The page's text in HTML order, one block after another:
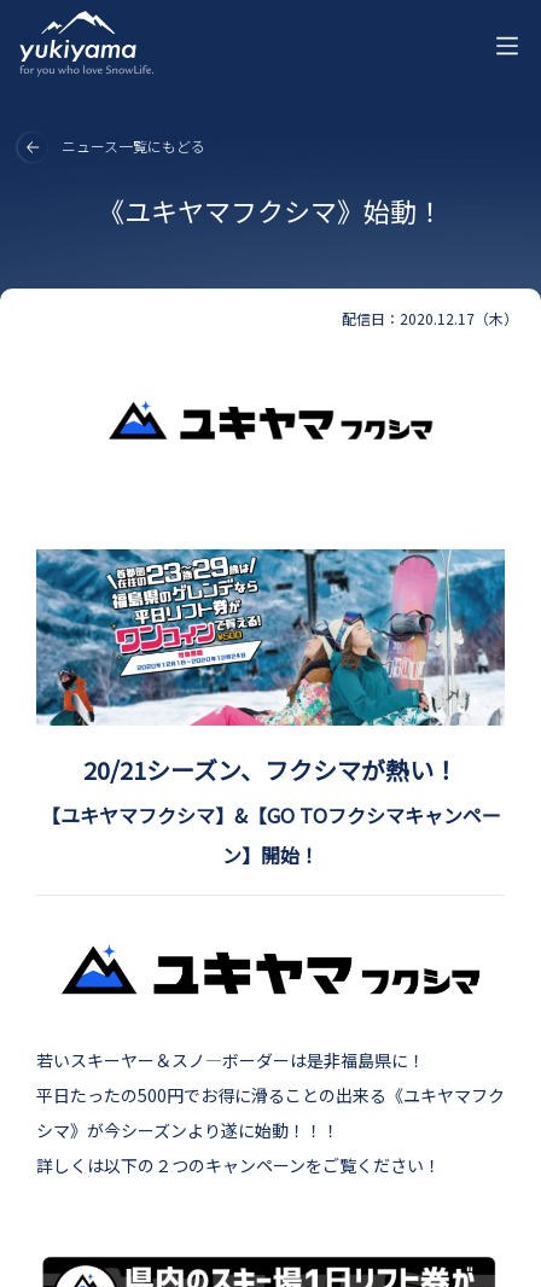
ニュース一覧にもどる
《ユキヤマフクシマ》始動！
配信日：2020.12.17（木）
20/21シーズン、フクシマが熱い！
【ユキヤマフクシマ】&【GO TOフクシマキャンペー
ン】開始！
若いスキーヤー＆スノ―ボーダーは是非福島県に！
平日たったの500円でお得に滑ることの出来る《ユキヤマフク
シマ》が今シーズンより遂に始動！！！
詳しくは以下の２つのキャンペーンをご覧ください！